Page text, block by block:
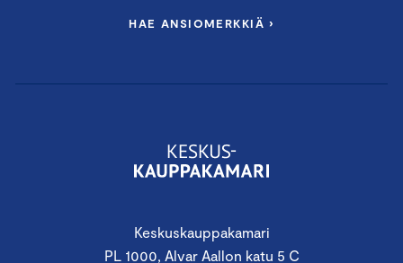
Keskuskauppakamari
PL 1000, Alvar Aallon katu 5 C
HAE ANSIOMERKKIÄ ›